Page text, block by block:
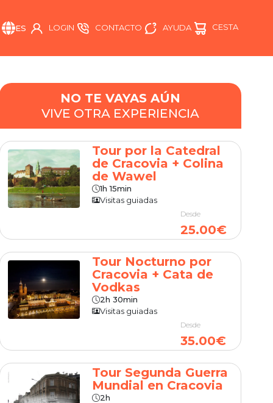
ES LOGIN CONTACTO AYUDA CESTA
NO TE VAYAS AÚN
VIVE OTRA EXPERIENCIA
Tour por la Catedral
de Cracovia + Colina
de Wawel
1h 15min
Visitas guiadas
Desde
25.00€
Tour Nocturno por
Cracovia + Cata de
Vodkas
2h 30min
Visitas guiadas
Desde
35.00€
Tour Segunda Guerra
Mundial en Cracovia
2h